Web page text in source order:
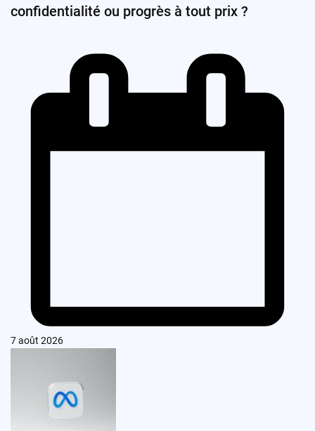
confidentialité ou progrès à tout prix ?
7 août 2026